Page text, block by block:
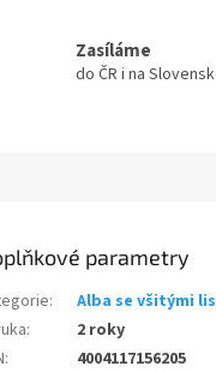
Zasíláme
do ČR i na
parametry
:
Alba se všitými
:
2 roky
:
4004117156205